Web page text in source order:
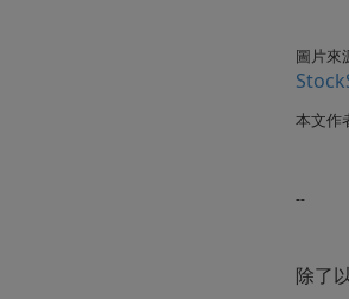
圖片來
本文作
--
除了